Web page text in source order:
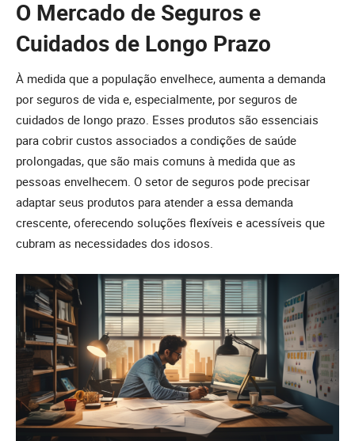
O Mercado de Seguros e
Cuidados de Longo Prazo
À medida que a população envelhece, aumenta a demanda
por seguros de vida e, especialmente, por seguros de
cuidados de longo prazo. Esses produtos são essenciais
para cobrir custos associados a condições de saúde
prolongadas, que são mais comuns à medida que as
pessoas envelhecem. O setor de seguros pode precisar
adaptar seus produtos para atender a essa demanda
crescente, oferecendo soluções flexíveis e acessíveis que
cubram as necessidades dos idosos.